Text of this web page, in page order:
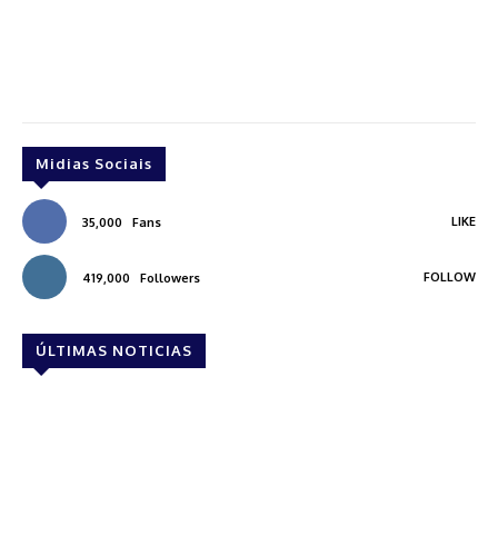
Midias Sociais
35,000 Fans LIKE
419,000 Followers FOLLOW
ÚLTIMAS NOTICIAS